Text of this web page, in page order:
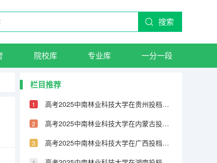
搜索
院校库 专业库 一分一段
栏目推荐
高考2025中南林业科技大学在贵州投档分数线（2026参考）
高考2025中南林业科技大学在内蒙古投档分数线（2026参考）
高考2025中南林业科技大学在广西投档分数线（2026参考）